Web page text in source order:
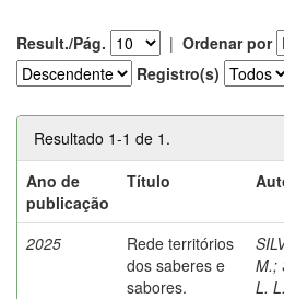
Result./Pág. | Ordenar por
Registro(s)
Resultado 1-1 de 1.
Ano de
publicação
Título
2025
Rede territórios
dos saberes e
sabores.
M.;
L.